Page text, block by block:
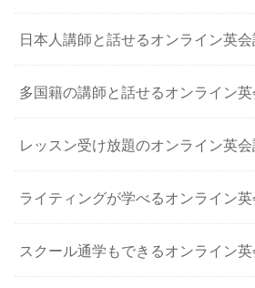
日本人講師と話せるオンライン英
多国籍の講師と話せるオンライン
レッスン受け放題のオンライン英
ライティングが学べるオンライン
スクール通学もできるオンライン